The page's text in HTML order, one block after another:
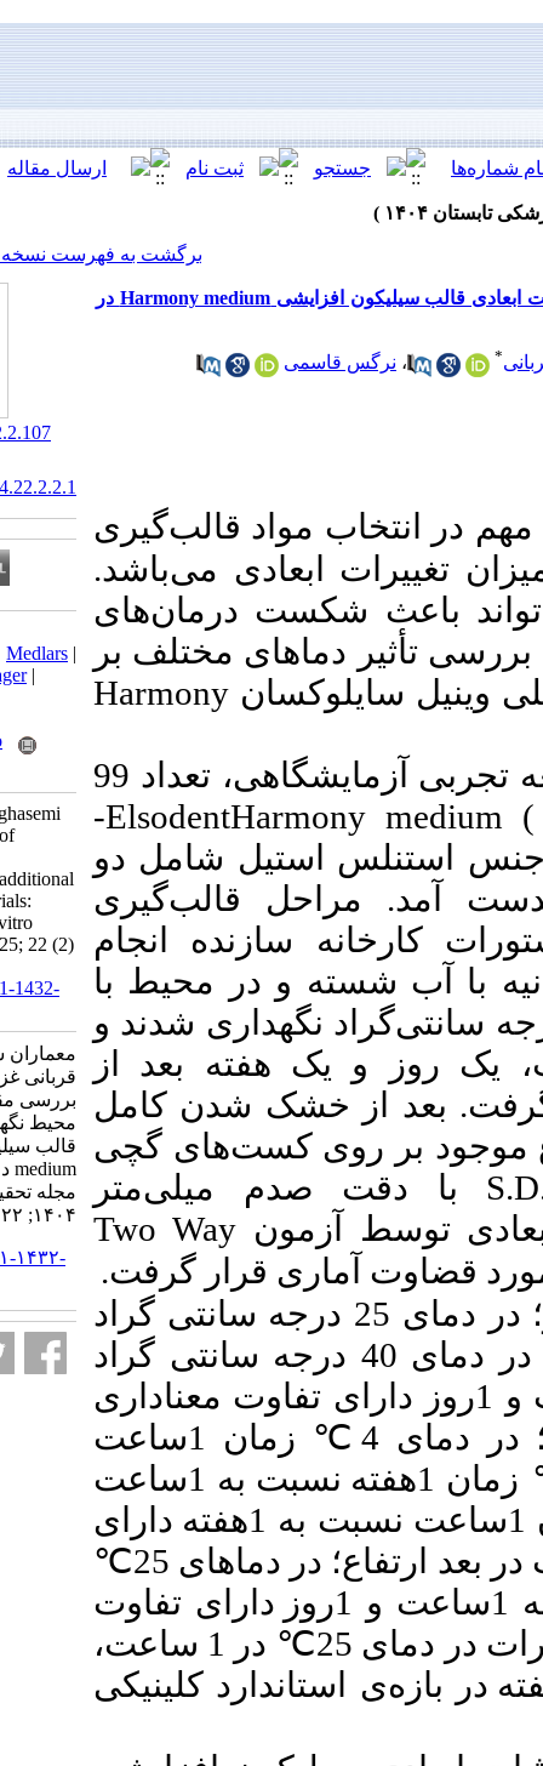
برگشت به فهرست نسخه ها
بررسی مقایسه‌ای تأثیر دمای محیط نگهداری بر تغییرات ابعادی قالب سیلیکون افزایشی Harmony medium در
مواد قالب‌گیری
می‌باشد.
درمان‌های
مختلف بر
Harmony
در این مطالعه تجربی آزمایشگاهی، تعداد 99
Elsodent
-
شامل دو
قالب‌گیری
انجام
با آب شسته و در محیط با
نگهداری شدند و
هفته بعد از
خشک شدن کامل
کست‌های گچی
میلی‌متر
آزمونTwo Way
قرار گرفت.
در بعد قطر؛ در دمای 25 درجه سانتی گراد
زمان‌ها نسبت بهم و در دمای 40 درجه سانتی گراد
و 1روز دارای تفاوت معناداری
زمان 1ساعت
زمان 1هفته نسبت به 1ساعت
زمان 1ساعت نسبت به 1هفته دارای
دماهای 25
℃
زمان 1هفته نسبت به 1ساعت و 1روز دارای تفاوت
℃
در 1 ساعت،
کلینیکی
20.1001.1.20084676.1404.22.2.2.1
Download citation:
BibTeX | RIS | EndNote|Medlars |
ProCite
Reference Manager
memaran S, ghorbani G, ghasemi
N. Comparing the Effect of
Storage Temperature on
Dimensional Changes of additional
silicone Impression Materials:
Harmony medium (an in vitro
study). J Res Dent Sci 2025; 22 (2)
URL:http://jrds.ir/article-1-1432-
معماران شیرین، مهربان سریرا،
قربانی غزل، قاسمی نرگس.
بررسی مقایسه‌ای تأثیر دمای
محیط نگهداری بر تغییرات ابعادی
قالب سیلیکون افزایشی Harmony
medium در شرایط آزمایشگاهی.
مجله تحقیق در علوم دندانپزشکی.
۱۴۰۴; ۲۲ (۲) :۱۰۷-۱۱۵
URL:http://jrds.ir/article-۱-۱۴۳۲-